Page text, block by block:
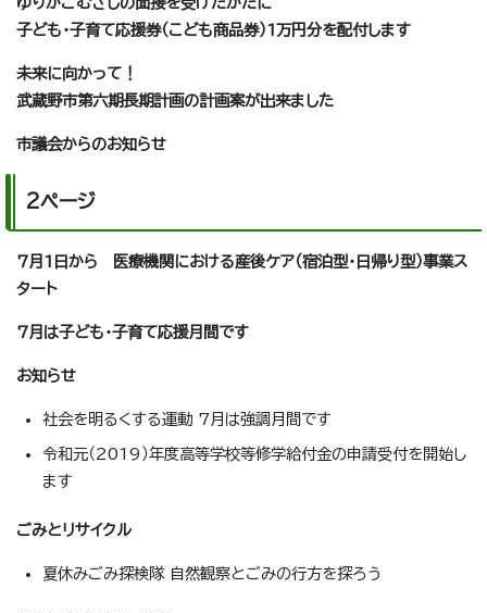
子ども・子育て応援券（こども商品券）1万円分を配付します
未来に向かって！
武蔵野市第六期長期計画の計画案が出来ました
市議会からのお知らせ
2ページ
7月1日から 医療機関における産後ケア（宿泊型・日帰り型）事業ス
タート
7月は子ども・子育て応援月間です
お知らせ
社会を明るくする運動 7月は強調月間です
令和元（2019）年度高等学校等修学給付金の申請受付を開始し
ます
ごみとリサイクル
夏休みごみ探検隊 自然観察とごみの行方を探ろう